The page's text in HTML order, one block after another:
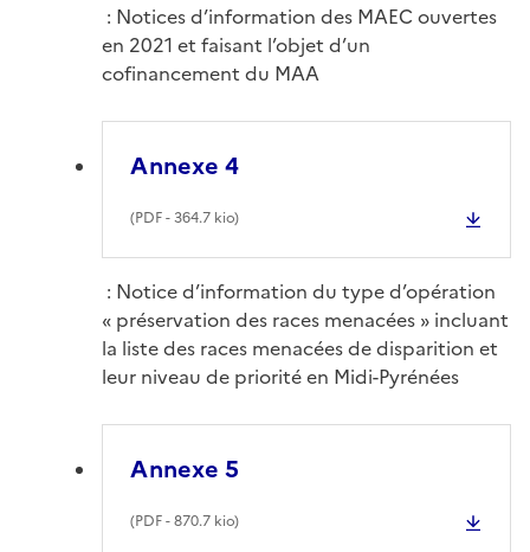
: Notices d’information des MAEC ouvertes
en 2021 et faisant l’objet d’un
cofinancement du MAA
Annexe 4
(PDF- 364.7 kio)
: Notice d’information du type d’opération
« préservation des races menacées » incluant
la liste des races menacées de disparition et
leur niveau de priorité en Midi-Pyrénées
Annexe 5
(PDF- 870.7 kio)